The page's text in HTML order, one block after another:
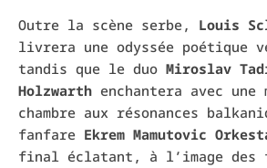
Outre la scène serbe, Louis
livrera une odyssée poétique
tandis que le duo Miroslav
Holzwarth enchantera avec une
chambre aux résonances
fanfare Ekrem Mamutovic
final éclatant, à l’image des